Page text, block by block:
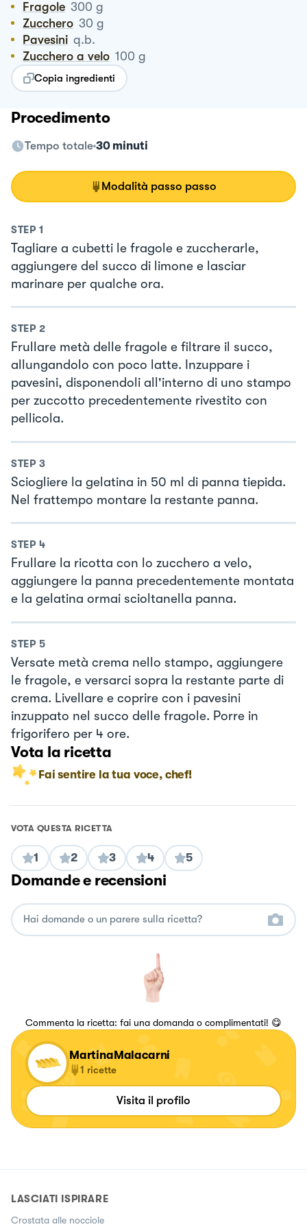
Fragole 300 g
Zucchero 30 g
Pavesini q.b.
Zucchero a velo 100 g
Copia ingredienti
Procedimento
Tempo totale 30 minuti
Modalità passo passo
STEP 1
Tagliare a cubetti le fragole e zuccherarle,
aggiungere del succo di limone e lasciar
marinare per qualche ora.
STEP 2
Frullare metà delle fragole e filtrare il succo,
allungandolo con poco latte. Inzuppare i
pavesini, disponendoli all'interno di uno stampo
per zuccotto precedentemente rivestito con
pellicola.
STEP 3
Sciogliere la gelatina in 50 ml di panna tiepida.
Nel frattempo montare la restante panna.
STEP 4
Frullare la ricotta con lo zucchero a velo,
aggiungere la panna precedentemente montata
e la gelatina ormai scioltanella panna.
STEP 5
Versate metà crema nello stampo, aggiungere
le fragole, e versarci sopra la restante parte di
crema. Livellare e coprire con i pavesini
inzuppato nel succo delle fragole. Porre in
frigorifero per 4 ore.
Vota la ricetta
Fai sentire la tua voce, chef!
VOTA QUESTA RICETTA
1 2 3 4 5
Domande e recensioni
Commenta la ricetta: fai una domanda o complimentati! 😋
MartinaMalacarni
1 ricette
Visita il profilo
LASCIATI ISPIRARE
Crostata alle nocciole